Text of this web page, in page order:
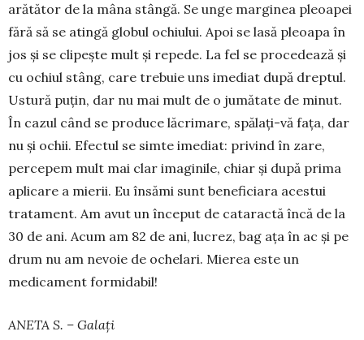
arătător de la mâna stângă. Se unge marginea pleoa­pei
fără să se atingă glo­bul ochiu­lui. Apoi se lasă pleoa­pa în
jos și se cli­pește mult și re­pede. La fel se proce­dea­ză și
cu ochiul stâng, care tre­buie uns ime­diat după dreptul.
Us­tură pu­țin, dar nu mai mult de o ju­mătate de minut.
În cazul când se pro­duce lăcri­ma­re, spăla­ți-vă fața, dar
nu și ochii. Efectul se simte ime­diat: privind în zare,
percepem mult mai clar imaginile, chiar și după prima
aplicare a mierii. Eu în­sămi sunt benefi­ciara acestui
tratament. Am avut un în­ce­put de cataractă încă de la
30 de ani. Acum am 82 de ani, lucrez, bag ața în ac și pe
drum nu am ne­voie de ochelari. Mierea este un
medicament formidabil!
ANETA S. – Galați